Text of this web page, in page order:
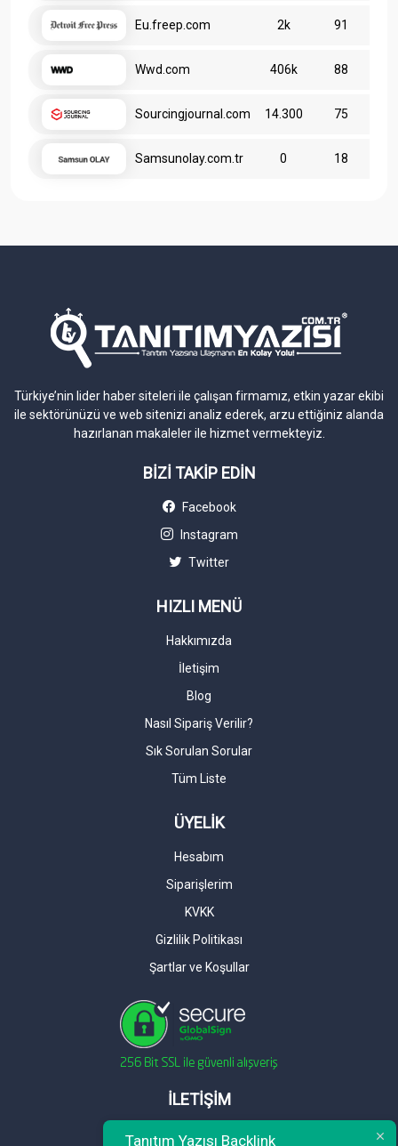
Eu.freep.com 2k 91
Wwd.com 406k 88
Sourcingjournal.com 14.300 75
Samsunolay.com.tr 0 18
Türkiye’nin lider haber siteleri ile çalışan firmamız, etkin yazar ekibi
ile sektörünüzü ve web sitenizi analiz ederek, arzu ettiğiniz alanda
hazırlanan makaleler ile hizmet vermekteyiz.
BİZİ TAKİP EDİN
Facebook
Instagram
Twitter
HIZLI MENÜ
Hakkımızda
İletişim
Blog
Nasıl Sipariş Verilir?
Sık Sorulan Sorular
Tüm Liste
ÜYELİK
Hesabım
Siparişlerim
KVKK
Gizlilik Politikası
Şartlar ve Koşullar
İLETİŞİM
Telefon : 0 212 461 75 87
Tanıtım Yazısı Backlink